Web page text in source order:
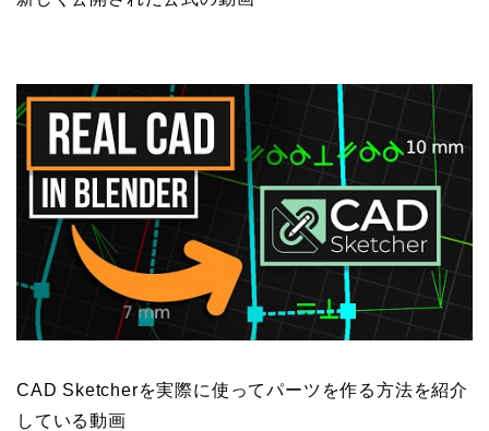
CAD Sketcherを実際に使ってパーツを作る方法を紹介
している動画